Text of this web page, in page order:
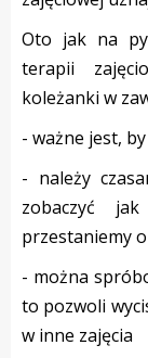
Oto jak na
terapii
koleżanki w
- ważne jest,
- należy
zobaczyć
przestaniemy
- można
to pozwoli
w inne zajęcia